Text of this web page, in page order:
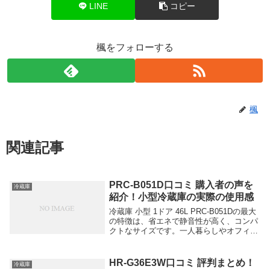
LINE コピー
楓をフォローする
楓
関連記事
冷蔵庫
PRC-B051D口コミ 購入者の声を
紹介！小型冷蔵庫の実際の使用感
冷蔵庫 小型 1ドア 46L PRC-B051Dの最大
の特徴は、省エネで静音性が高く、コンパ
クトなサイズです。一人暮らしやオフィス
て使える 省スペース設計で設置場所...
冷蔵庫
HR-G36E3W口コミ 評判まとめ！